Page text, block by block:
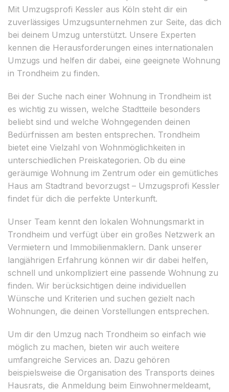
Mit Umzugsprofi Kessler aus Köln steht dir ein
zuverlässiges Umzugsunternehmen zur Seite, das dich
bei deinem Umzug unterstützt. Unsere Experten
kennen die Herausforderungen eines internationalen
Umzugs und helfen dir dabei, eine geeignete Wohnung
in Trondheim zu finden.
Bei der Suche nach einer Wohnung in Trondheim ist
es wichtig zu wissen, welche Stadtteile besonders
beliebt sind und welche Wohngegenden deinen
Bedürfnissen am besten entsprechen. Trondheim
bietet eine Vielzahl von Wohnmöglichkeiten in
unterschiedlichen Preiskategorien. Ob du eine
geräumige Wohnung im Zentrum oder ein gemütliches
Haus am Stadtrand bevorzugst – Umzugsprofi Kessler
findet für dich die perfekte Unterkunft.
Unser Team kennt den lokalen Wohnungsmarkt in
Trondheim und verfügt über ein großes Netzwerk an
Vermietern und Immobilienmaklern. Dank unserer
langjährigen Erfahrung können wir dir dabei helfen,
schnell und unkompliziert eine passende Wohnung zu
finden. Wir berücksichtigen deine individuellen
Wünsche und Kriterien und suchen gezielt nach
Wohnungen, die deinen Vorstellungen entsprechen.
Um dir den Umzug nach Trondheim so einfach wie
möglich zu machen, bieten wir auch weitere
umfangreiche Services an. Dazu gehören
beispielsweise die Organisation des Transports deines
Hausrats, die Anmeldung beim Einwohnermeldeamt,